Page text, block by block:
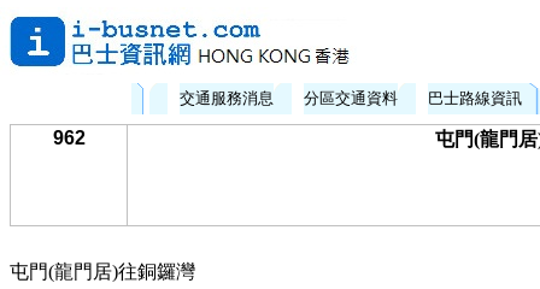
交通服務消息 分區交通資料 巴士路線資訊
962 屯門(龍門
屯門(龍門居)往銅鑼灣